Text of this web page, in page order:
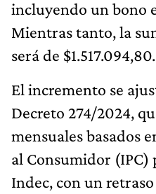
incluyendo un bono
Mientras tanto, la
será de $1.517.094,80.
El incremento se
Decreto 274/2024,
mensuales basados
al Consumidor
Indec, con un